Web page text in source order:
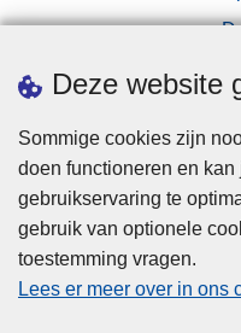
Deze website
Sommige cookies zijn
doen functioneren en
gebruikservaring te
gebruik van optionele
toestemming vragen.
Lees er meer over in ons